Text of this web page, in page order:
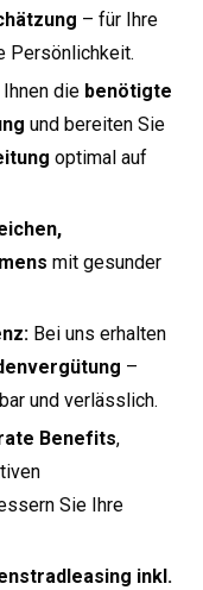
– für Ihre
Persönlichkeit.
die benötigte
und bereiten Sie
optimal auf
mit gesunder
Bei uns erhalten
–
und verlässlich.
Benefits,
Sie Ihre
inkl.